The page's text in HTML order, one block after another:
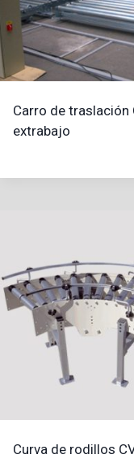
Carro de traslación
extrabajo
Curva de rodillos